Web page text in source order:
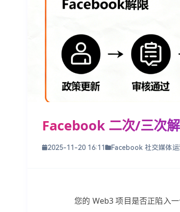
Facebook 二次/三次
2025-11-20 16:11 Facebook 社交媒体
您的 Web3 项目是否正陷